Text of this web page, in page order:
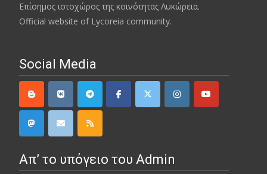
Επίσημος ιστοχώρος της κοινότητας Λυκώρεια.
Official website of Lycoreia community.
Social Media
Απ’ το υπόγειο του Admin